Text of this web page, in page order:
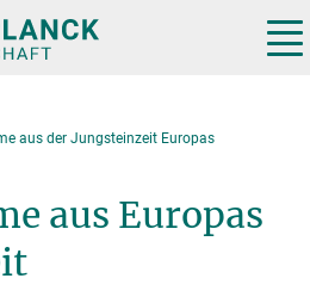
aus der Jungsteinzeit Europas
aus Europas